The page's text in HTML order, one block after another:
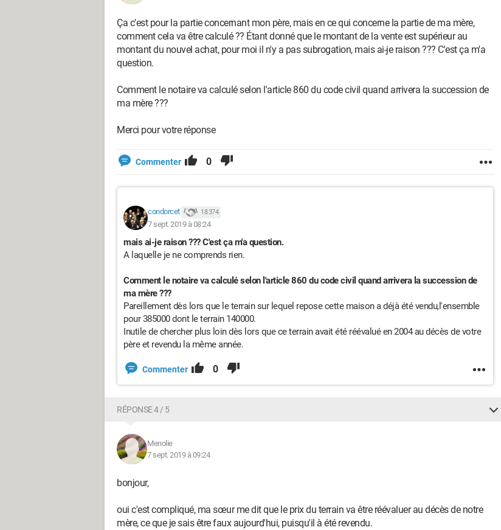
Ça c'est pour la partie concernant mon père, mais en ce qui concerne la partie de ma mère,
comment cela va être calculé ?? Étant donné que le montant de la vente est supérieur au
montant du nouvel achat, pour moi il n'y a pas subrogation, mais ai-je raison ??? C'est ça m'a
question.
Comment le notaire va calculé selon l'article 860 du code civil quand arrivera la succession de
ma mère ???
Merci pour votre réponse
Commenter 0
condorcet 18 374
7 sept. 2019 à 08:24
mais ai-je raison ??? C'est ça m'a question.
A laquelle je ne comprends rien.
Comment le notaire va calculé selon l'article 860 du code civil quand arrivera la succession de
ma mère ???
Pareillement dès lors que le terrain sur lequel repose cette maison a déjà été vendu,l'ensemble
pour 385000 dont le terrain 140000.
Inutile de chercher plus loin dès lors que ce terrain avait été réévalué en 2004 au décès de votre
père et revendu la même année.
Commenter 0
RÉPONSE 4 / 5
Menolie
7 sept. 2019 à 09:24
bonjour,
oui c'est compliqué, ma sœur me dit que le prix du terrain va être réévaluer au décès de notre
mère, ce que je sais être faux aujourd'hui, puisqu'il à été revendu.